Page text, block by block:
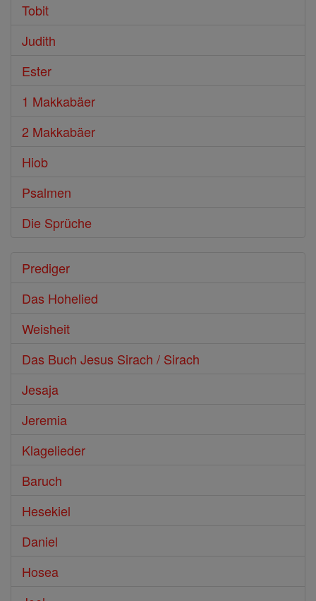
Tobit
Judith
Ester
1 Makkabäer
2 Makkabäer
Hiob
Psalmen
Die Sprüche
Prediger
Das Hohelied
Weisheit
Das Buch Jesus Sirach / Sirach
Jesaja
Jeremia
Klagelieder
Baruch
Hesekiel
Daniel
Hosea